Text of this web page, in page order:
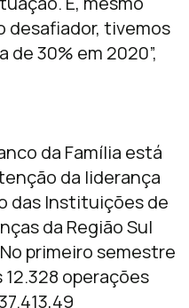
desafiador, tivemos
30% em 2020”,
da Família está
da liderança
das Instituições de
da Região Sul
primeiro semestre
operações